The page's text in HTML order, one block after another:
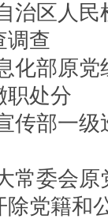
治区人
调查
化部原
职处分
传部一
常委会
除党籍和